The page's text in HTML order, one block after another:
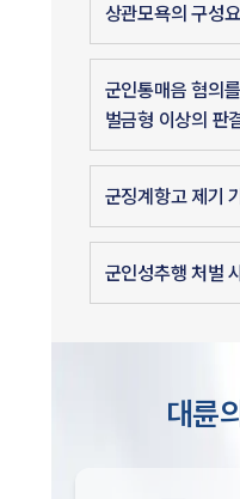
상관모욕의 구성
군인통매음 혐의
벌금형 이상의 판
군징계항고 제기
군인성추행 처벌
대륜